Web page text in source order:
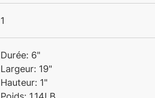
1
Durée: 6"
Largeur: 19"
Hauteur: 1"